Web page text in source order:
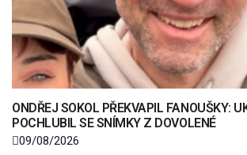
ONDŘEJ SOKOL PŘEKVAPIL FANOUŠKY:
POCHLUBIL SE SNÍMKY Z DOVOLENÉ
09/08/2026